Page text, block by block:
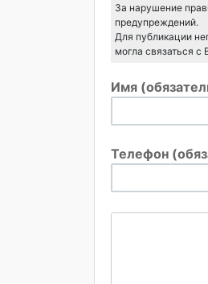
За нарушение
предупреждений.
Для публикации
могла связаться
Имя
Телефон